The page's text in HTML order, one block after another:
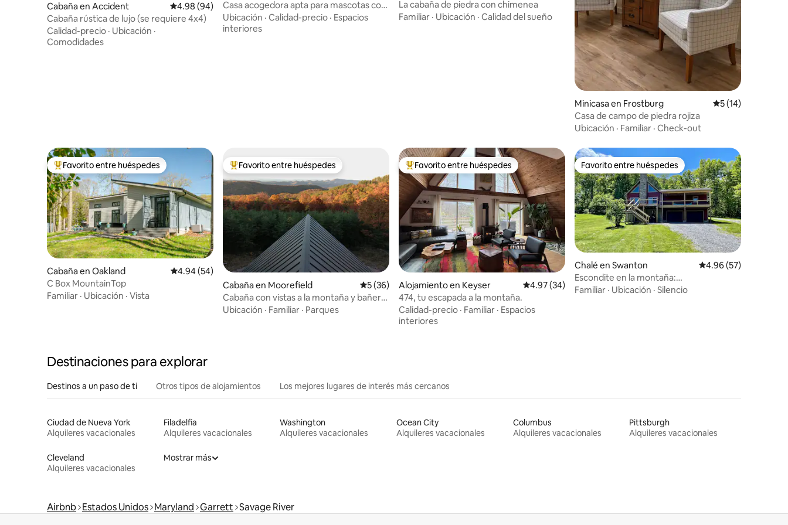
Cabaña en Accident Calificación promedio: 4.98 de 5, 94 reseñas
4.98 (94)
Cabaña rústica de lujo (se requiere 4x4)
Calidad-precio · Ubicación ·
Comodidades
Casa acogedora apta para mascotas con
bañera de hidromasaje y fogata en DCL
Ubicación · Calidad-precio · Espacios
interiores
La cabaña de piedra con chimenea
Familiar · Ubicación · Calidad del sueño
Minicasa en Frostburg Calificación
5 (14)
Casa de campo de piedra rojiza
Ubicación · Familiar · Check-out
Favorito entre huéspedes preferido
Favorito entre huéspedes
Cabaña en Oakland Calificación promedio: 4.94 de 5, 54 reseñas
4.94 (54)
C Box MountainTop
Familiar · Ubicación · Vista
Favorito entre huéspedes preferido
Favorito entre huéspedes
Cabaña en Moorefield Calificación promedio: 5 de 5, 36 reseñas
5 (36)
Cabaña con vistas a la montaña y bañera
de hidromasaje
Ubicación · Familiar · Parques
Favorito entre huéspedes preferido
Favorito entre huéspedes
Alojamiento en Keyser Calificación promedio: 4.97 de 5, 34 reseñas
4.97 (34)
474, tu escapada a la montaña.
Calidad-precio · Familiar · Espacios
interiores
Favorito entre huéspedes
Favorito entre huéspedes
Chalé en Swanton Calificación
4.96 (57)
Escondite en la montaña:
jacuzzi/estanque/fogata
Familiar · Ubicación · Silencio
Destinaciones para explorar
Destinos a un paso de ti Otros tipos de alojamientos Los mejores lugares de interés más cercanos
Ciudad de Nueva York
Alquileres vacacionales
Filadelfia
Alquileres vacacionales
Washington
Alquileres vacacionales
Ocean City
Alquileres vacacionales
Columbus
Alquileres vacacionales
Pittsburgh
Alquileres vacacionales
Cleveland
Alquileres vacacionales
Mostrar más
Airbnb Estados Unidos Maryland Garrett Savage River